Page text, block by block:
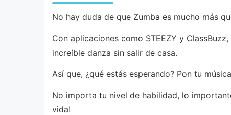
No hay duda de que Zumba es mucho más
Con aplicaciones como STEEZY y
increíble danza sin salir de casa.
Así que, ¿qué estás esperando? Pon tu
No importa tu nivel de habilidad, lo
vida!